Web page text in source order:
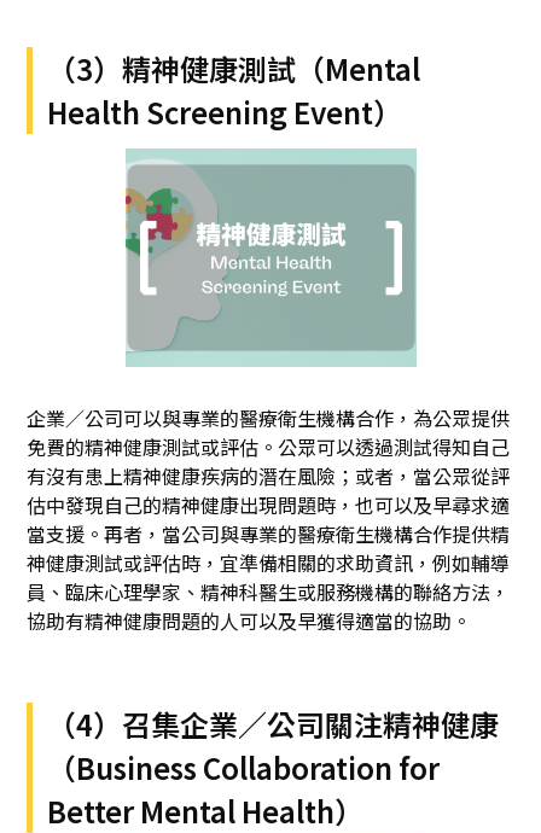
（3）精神健康測試（Mental
Health Screening Event）
企業／公司可以與專業的醫療衛生機構合作，為公眾提供
免費的精神健康測試或評估。公眾可以透過測試得知自己
有沒有患上精神健康疾病的潛在風險；或者，當公眾從評
估中發現自己的精神健康出現問題時，也可以及早尋求適
當支援。再者，當公司與專業的醫療衛生機構合作提供精
神健康測試或評估時，宜準備相關的求助資訊，例如輔導
員、臨床心理學家、精神科醫生或服務機構的聯絡方法，
協助有精神健康問題的人可以及早獲得適當的協助。
（4）召集企業／公司關注精神健康
（Business Collaboration for
Better Mental Health）